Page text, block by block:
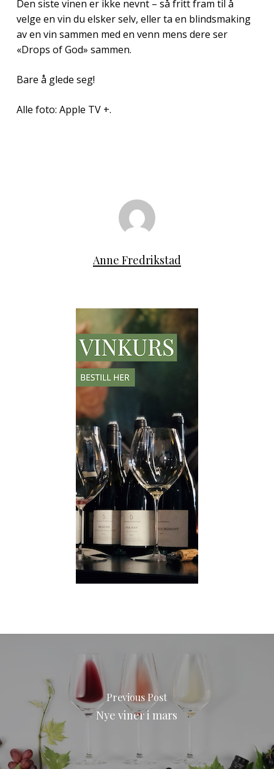
Den siste vinen er ikke nevnt – så fritt fram til å
velge en vin du elsker selv, eller ta en blindsmaking
av en vin sammen med en venn mens dere ser
«Drops of God» sammen.
Bare å glede seg!
Alle foto: Apple TV +.
Anne Fredrikstad
Previous Post
Nye viner i mars